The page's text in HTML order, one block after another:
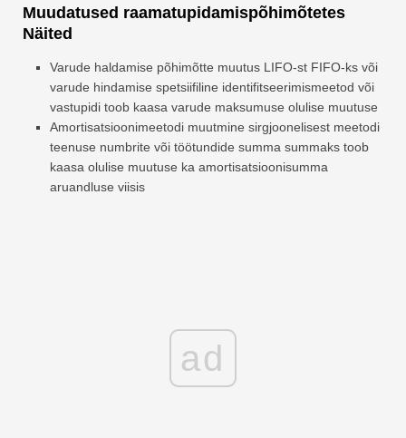
Muudatused raamatupidamispõhimõtetes
Näited
Varude haldamise põhimõtte muutus LIFO-st FIFO-ks või
varude hindamise spetsiifiline identifitseerimismeetod või
vastupidi toob kaasa varude maksumuse olulise muutuse
Amortisatsioonimeetodi muutmine sirgjoonelisest meetodi
teenuse numbrite või töötundide summa summaks toob
kaasa olulise muutuse ka amortisatsioonisumma
aruandluse viisis
ad